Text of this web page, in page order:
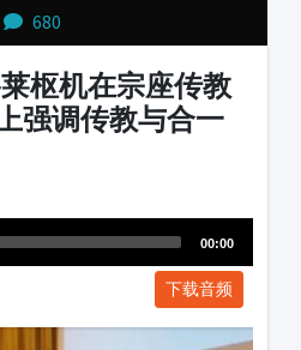
680
莱枢机在宗座传教
强调传教与合一
00:00
下载音频